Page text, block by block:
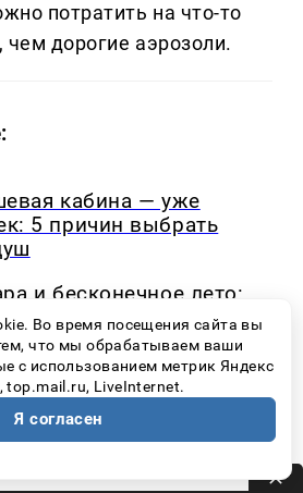
потратить на что-то
чем дорогие аэрозоли.
кабина — уже
5 причин выбрать
и бесконечное лето:
местах, где лето
воспоминанием
новость ↓
Во время посещения сайта вы
что мы обрабатываем ваши
с использованием метрик Яндекс
top.mail.ru, LiveInternet.
Я согласен